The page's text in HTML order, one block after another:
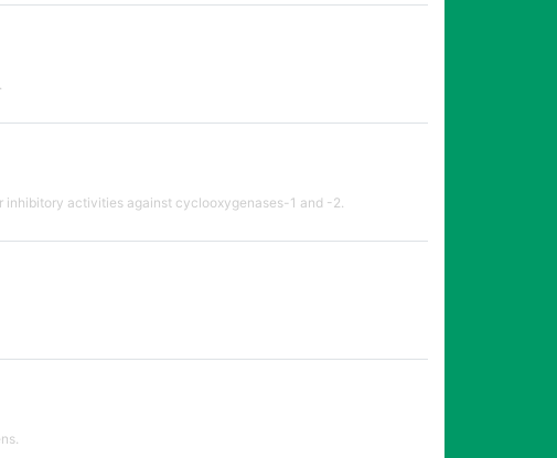
activities against cyclooxygenases-1 and -2.